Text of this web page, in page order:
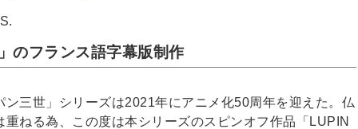
のフランス語字幕版制作
三世」シリーズは2021年にアニメ化50周年を迎えた。仏
ねる為、この度は本シリーズのスピンオフ作品「LUPIN